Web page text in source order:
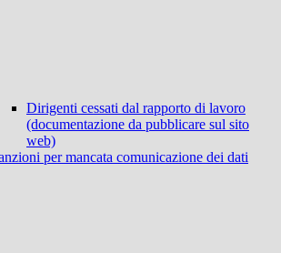
Dirigenti cessati dal rapporto di lavoro
(documentazione da pubblicare sul sito
web)
per mancata comunicazione dei dati